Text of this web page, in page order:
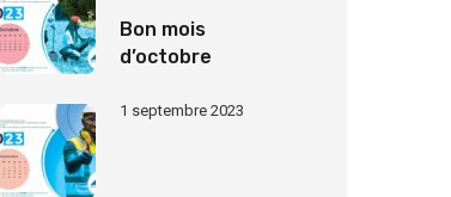
Bon mois
d’octobre
1 septembre 2023